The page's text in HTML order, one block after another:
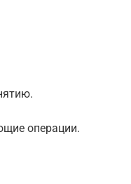
операции.